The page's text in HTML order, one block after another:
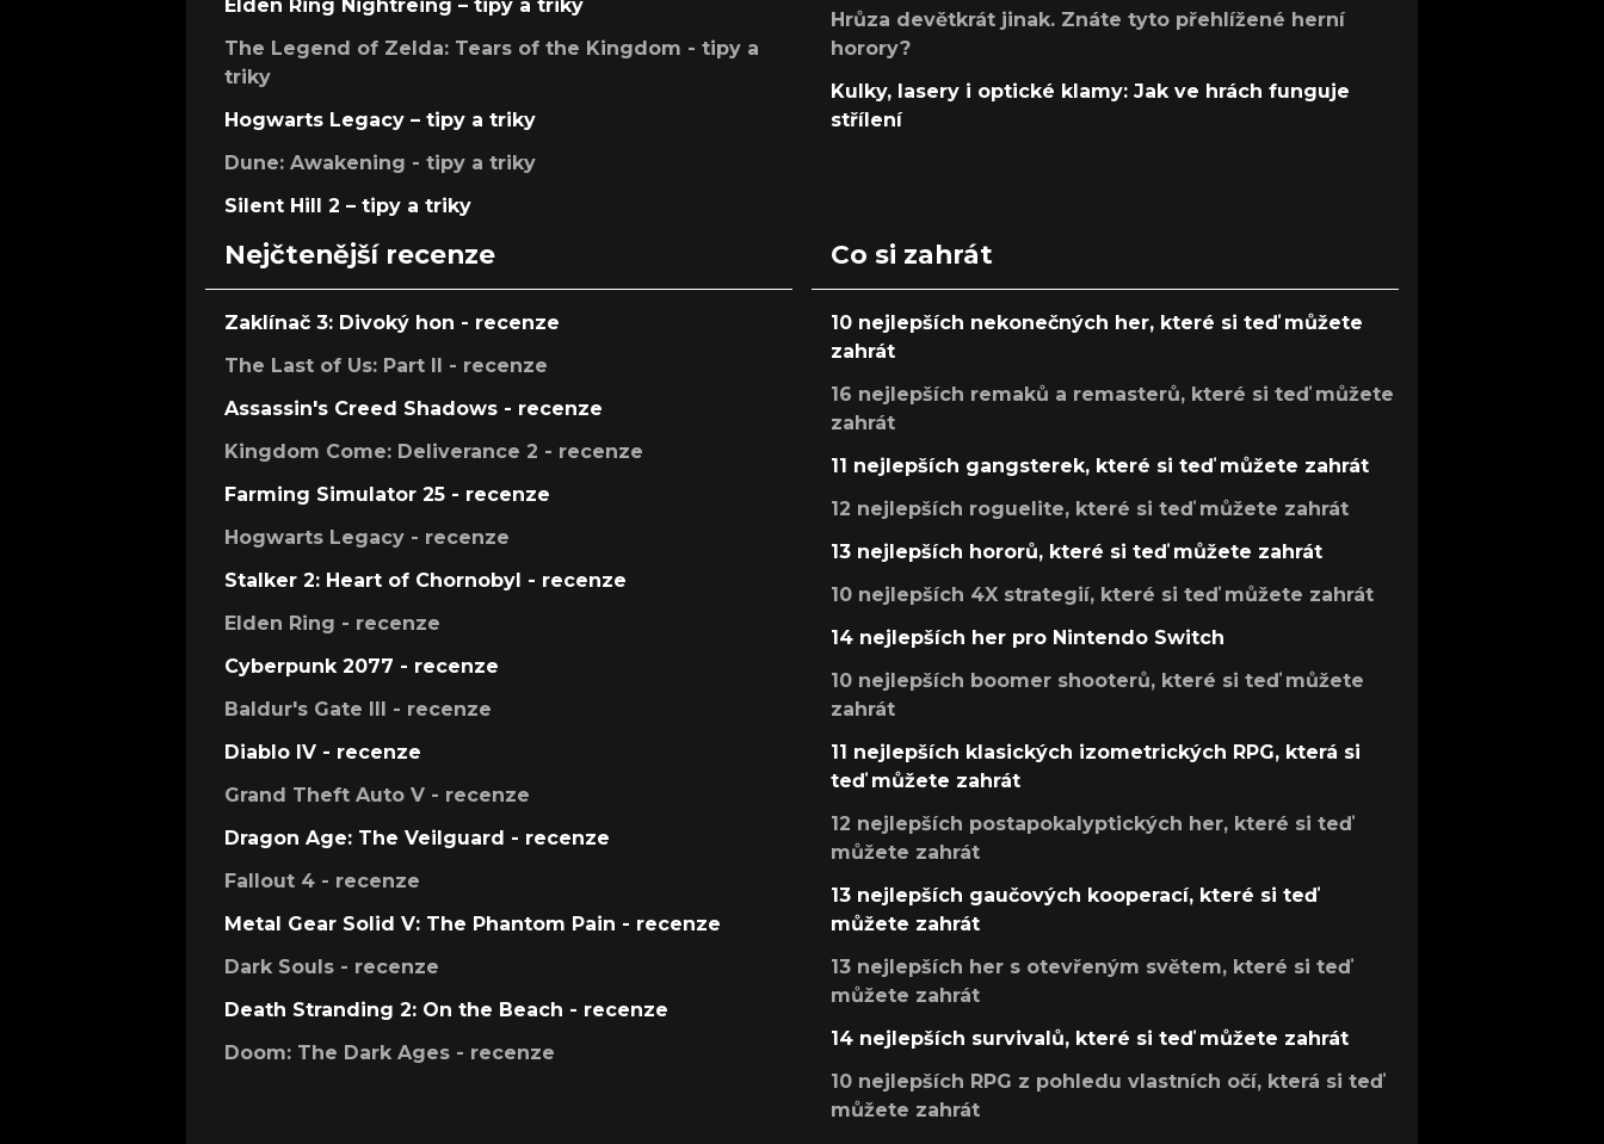
Elden Ring Nightreing – tipy a triky
The Legend of Zelda: Tears of the Kingdom - tipy a
triky
Hogwarts Legacy – tipy a triky
Dune: Awakening - tipy a triky
Silent Hill 2 – tipy a triky
Hrůza devětkrát jinak. Znáte tyto přehlížené herní
horory?
Kulky, lasery i optické klamy: Jak ve hrách funguje
střílení
Nejčtenější recenze
Zaklínač 3: Divoký hon - recenze
The Last of Us: Part II - recenze
Assassin's Creed Shadows - recenze
Kingdom Come: Deliverance 2 - recenze
Farming Simulator 25 - recenze
Hogwarts Legacy - recenze
Stalker 2: Heart of Chornobyl - recenze
Elden Ring - recenze
Cyberpunk 2077 - recenze
Baldur's Gate III - recenze
Diablo IV - recenze
Grand Theft Auto V - recenze
Dragon Age: The Veilguard - recenze
Fallout 4 - recenze
Metal Gear Solid V: The Phantom Pain - recenze
Dark Souls - recenze
Death Stranding 2: On the Beach - recenze
Doom: The Dark Ages - recenze
Co si zahrát
10 nejlepších nekonečných her, které si teď můžete
zahrát
16 nejlepších remaků a remasterů, které si teď můžete
zahrát
11 nejlepších gangsterek, které si teď můžete zahrát
12 nejlepších roguelite, které si teď můžete zahrát
13 nejlepších hororů, které si teď můžete zahrát
10 nejlepších 4X strategií, které si teď můžete zahrát
14 nejlepších her pro Nintendo Switch
10 nejlepších boomer shooterů, které si teď můžete
zahrát
11 nejlepších klasických izometrických RPG, která si
teď můžete zahrát
12 nejlepších postapokalyptických her, které si teď
můžete zahrát
13 nejlepších gaučových kooperací, které si teď
můžete zahrát
13 nejlepších her s otevřeným světem, které si teď
můžete zahrát
14 nejlepších survivalů, které si teď můžete zahrát
10 nejlepších RPG z pohledu vlastních očí, která si teď
můžete zahrát